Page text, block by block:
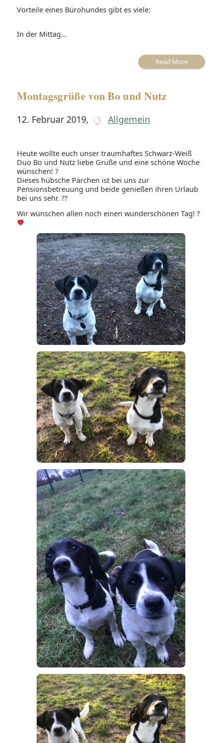
Vorteile eines Bürohundes gibt es viele:
In der Mittag...
Read More
Montagsgrüße von Bo und Nutz
12. Februar 2019, Allgemein
Heute wollte euch unser traumhaftes Schwarz-Weiß
Duo Bo und Nutz liebe Grüße und eine schöne Woche
wünschen! ?
Dieses hübsche Pärchen ist bei uns zur
Pensionsbetreuung und beide genießen ihren Urlaub
bei uns sehr. ??
Wir wünschen allen noch einen wunderschönen Tag! ?